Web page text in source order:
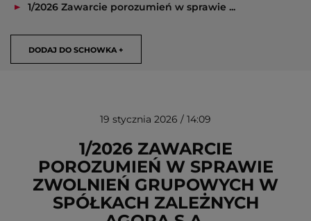
1/2026 Zawarcie porozumień w sprawie ...
DODAJ DO SCHOWKA +
USUŃ ZE SCHOWKA
19 stycznia 2026 / 14:09
1/2026 ZAWARCIE
POROZUMIEŃ W SPRAWIE
ZWOLNIEŃ GRUPOWYCH W
SPÓŁKACH ZALEŻNYCH